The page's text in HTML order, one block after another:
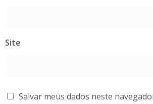
Site
Salvar meus dados neste